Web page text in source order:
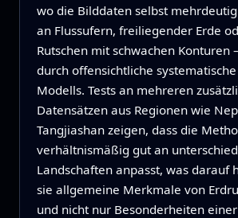
wo die Bilddaten selbst
an Flussufern, freiliegender Erde
Rutschen mit schwachen
durch offensichtliche
Modells. Tests an mehreren
Datensätzen aus Regionen wie
Tangjiashan zeigen, dass die
verhältnismäßig gut an
Landschaften anpasst, was darauf
sie allgemeine Merkmale von
und nicht nur Besonderheiten